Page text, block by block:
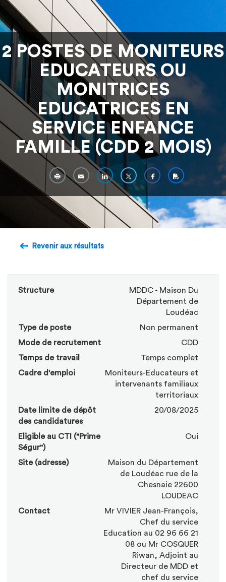
2 POSTES DE MONITEURS
EDUCATEURS OU
MONITRICES
EDUCATRICES EN
SERVICE ENFANCE
FAMILLE (CDD 2 MOIS)
Revenir aux résultats
Structure
MDDC - Maison Du
Département de
Loudéac
Type de poste
Non permanent
Mode de recrutement
CDD
Temps de travail
Temps complet
Cadre d'emploi
Moniteurs-Educateurs et
intervenants familiaux
territoriaux
Date limite de dépôt
des candidatures
20/08/2025
Eligible au CTI ("Prime
Ségur")
Oui
Site (adresse)
Maison du Département
de Loudéac rue de la
Chesnaie 22600
LOUDEAC
Contact
Mr VIVIER Jean-François,
Chef du service
Education au 02 96 66 21
08 ou Mr COSQUER
Riwan, Adjoint au
Directeur de MDD et
chef du service